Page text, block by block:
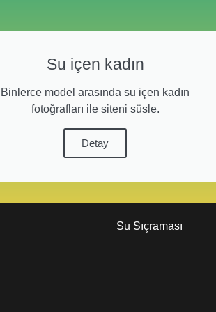
Su içen kadın
Binlerce model arasında su içen kadın
fotoğrafları ile siteni süsle.
Detay
Su Sıçraması